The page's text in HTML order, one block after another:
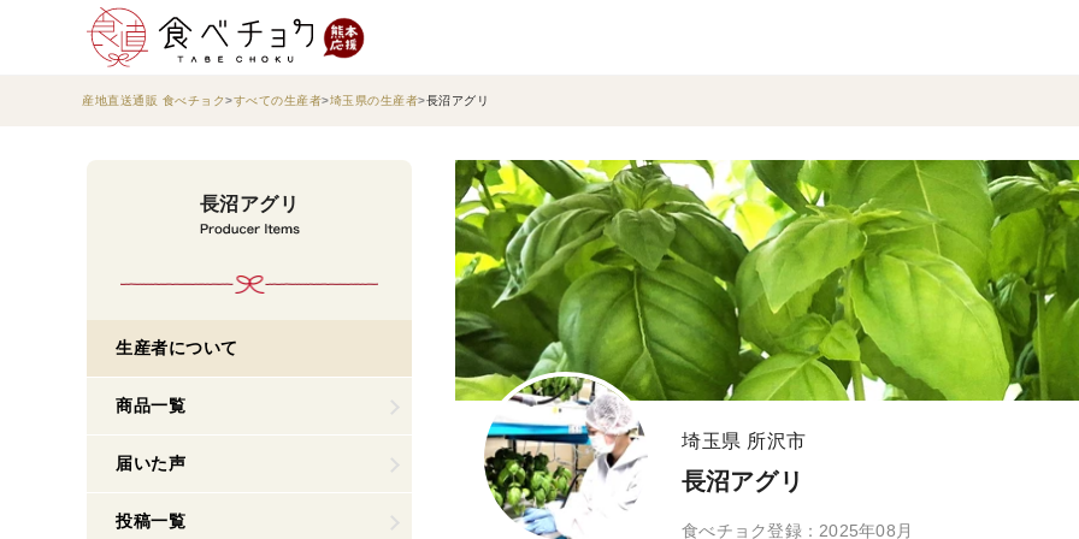
産地直送通販 食べチョク すべての生産者 埼玉県の生産者 長沼アグリ
埼玉県 所沢市
長沼アグリ
食べチョク登録：2025年08月
長沼アグリ
生産者について
商品一覧
届いた声
投稿一覧